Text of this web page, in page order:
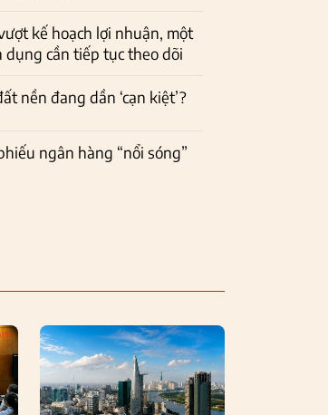
kế hoạch lợi nhuận, một
dụng cần tiếp tục theo dõi
nền đang dần ‘cạn kiệt’?
ngân hàng “nổi sóng”